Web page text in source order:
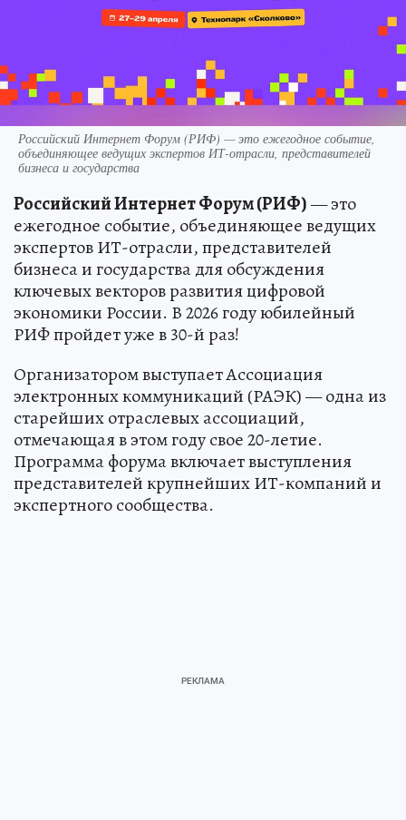
Российский Интернет Форум (РИФ) — это ежегодное событие,
объединяющее ведущих экспертов ИТ-отрасли, представителей
бизнеса и государства
Российский Интернет Форум (РИФ)— это
ежегодное событие, объединяющее ведущих
экспертов ИТ-отрасли, представителей
бизнеса и государства для обсуждения
ключевых векторов развития цифровой
экономики России. В 2026 году юбилейный
РИФ пройдет уже в 30-й раз!
Организатором выступает Ассоциация
электронных коммуникаций (РАЭК) — одна из
старейших отраслевых ассоциаций,
отмечающая в этом году свое 20-летие.
Программа форума включает выступления
представителей крупнейших ИТ-компаний и
экспертного сообщества.